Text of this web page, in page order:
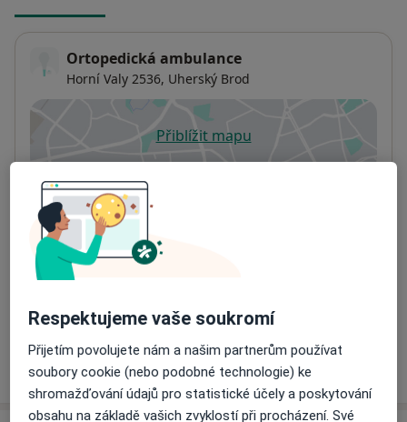
Ortopedická ambulance
Horní Valy 2536, Uherský Brod
Přiblížit mapuse otevře v nové záložce
Dostupnost
Na této adrese online kalendář není aktivní
Co mám v takové situaci udělat?
Způsoby platby (soukromé návštěvy)
Detaily
Víceo adrese
Respektujeme vaše soukromí
Přijetím povolujete nám a našim partnerům používat
soubory cookie (nebo podobné technologie) ke
shromažďování údajů pro statistické účely a poskytování
obsahu na základě vašich zvyklostí při procházení. Své